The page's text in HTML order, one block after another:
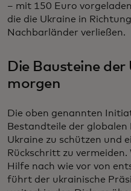
– mit 150 Euro
die die Ukraine in
Nachbarländer verließen.
Die Bausteine
morgen
Die oben genannten
Bestandteile der globalen
Ukraine zu schützen und
Rückschritt zu
Hilfe nach wie vor von
führt der ukrainische